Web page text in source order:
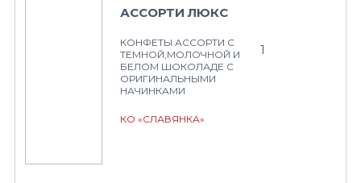
АССОРТИ ЛЮКС
КОНФЕТЫ АССОРТИ С
ТЕМНОЙ,МОЛОЧНОЙ И
БЕЛОМ ШОКОЛАДЕ С
ОРИГИНАЛЬНЫМИ
НАЧИНКАМИ
КО «СЛАВЯНКА»
1